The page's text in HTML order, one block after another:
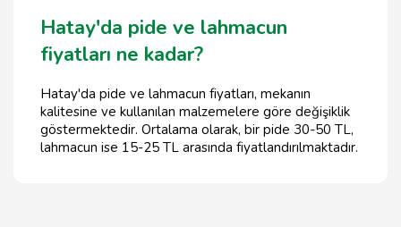
Hatay'da pide ve lahmacun
fiyatları ne kadar?
Hatay'da pide ve lahmacun fiyatları, mekanın
kalitesine ve kullanılan malzemelere göre değişiklik
göstermektedir. Ortalama olarak, bir pide 30-50 TL,
lahmacun ise 15-25 TL arasında fiyatlandırılmaktadır.